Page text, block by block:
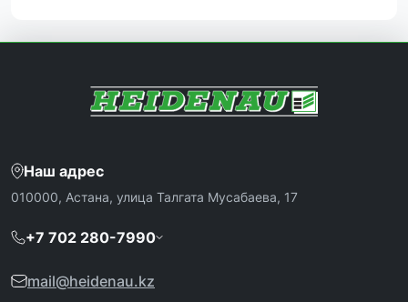
Наш адрес
010000, Астана, улица Талгата Мусабаева, 17
+7 702 280-7990
mail@heidenau.kz